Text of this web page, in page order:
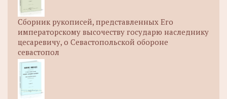
Сборник рукописей, представленных Его
императорскому высочеству государю наследнику
цесаревичу, о Севастопольской обороне
севастопол